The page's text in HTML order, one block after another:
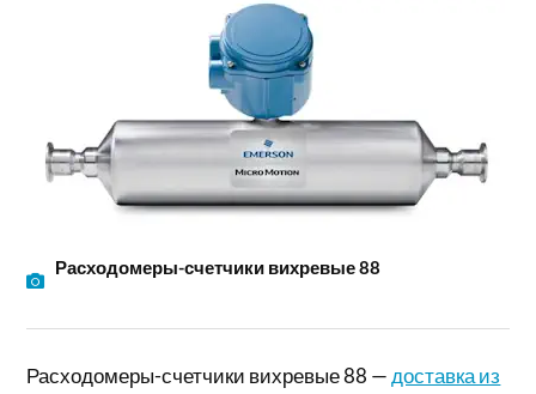
Расходомеры-счетчики вихревые 88
Расходомеры-счетчики вихревые 88 — доставка из